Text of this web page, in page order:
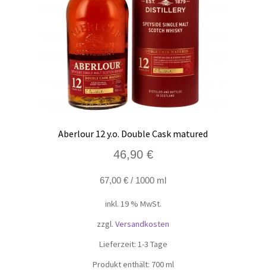
Aberlour 12 y.o. Double Cask matured
46,90 €
67,00 € / 1000 ml
inkl. 19 % MwSt.
zzgl. Versandkosten
Lieferzeit: 1-3 Tage
Produkt enthält: 700ml